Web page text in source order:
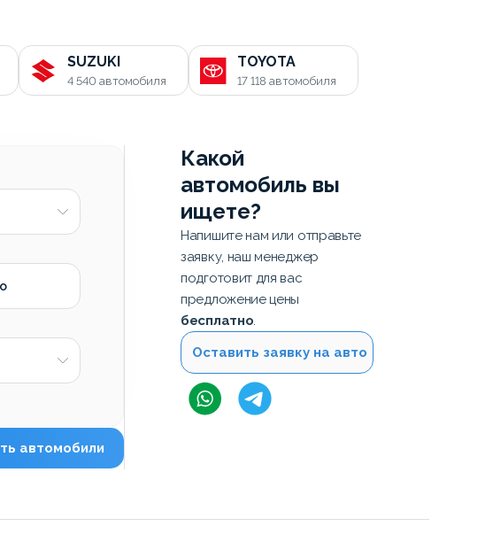
SUZUKI
4 540 автомобиля
TOYOTA
17 118 автомобиля
автомобили
Какой
автомобиль вы
ищете?
Напишите нам или отправьте
заявку, наш менеджер
подготовит для вас
предложение цены
бесплатно.
Оставить заявку на авто